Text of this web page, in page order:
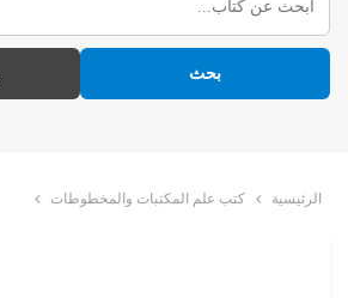
بحث
الرئيسية كتب علم المكتبات والمخطوطات